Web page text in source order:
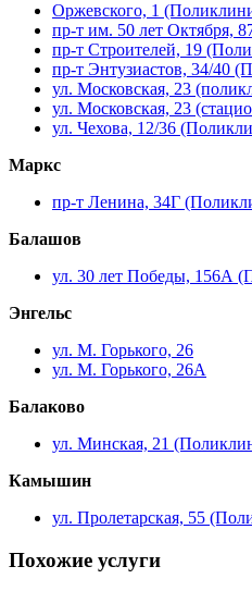
Оржевского, 1
пр-т им. 50 лет Октября,
пр-т Строителей, 19
пр-т Энтузиастов, 34/40
ул. Московская, 23
ул. Московская, 23
ул. Чехова, 12/36
Маркс
пр-т Ленина, 34Г
Балашов
ул. 30 лет Победы, 156А
Энгельс
ул. М. Горького, 26
ул. М. Горького, 26А
Балаково
ул. Минская, 21
Камышин
ул. Пролетарская, 55
Похожие услуги